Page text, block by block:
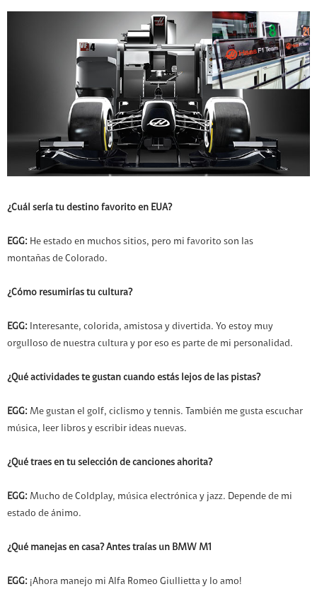
¿Cuál sería tu destino favorito en EUA?
EGG: He estado en muchos sitios, pero mi favorito son las
montañas de Colorado.
¿Cómo resumirías tu cultura?
EGG: Interesante, colorida, amistosa y divertida. Yo estoy muy
orgulloso de nuestra cultura y por eso es parte de mi personalidad.
¿Qué actividades te gustan cuando estás lejos de las pistas?
EGG: Me gustan el golf, ciclismo y tennis. También me gusta escuchar
música, leer libros y escribir ideas nuevas.
¿Qué traes en tu selección de canciones ahorita?
EGG: Mucho de Coldplay, música electrónica y jazz. Depende de mi
estado de ánimo.
¿Qué manejas en casa? Antes traías un BMW M1
EGG: ¡Ahora manejo mi Alfa Romeo Giullietta y lo amo!